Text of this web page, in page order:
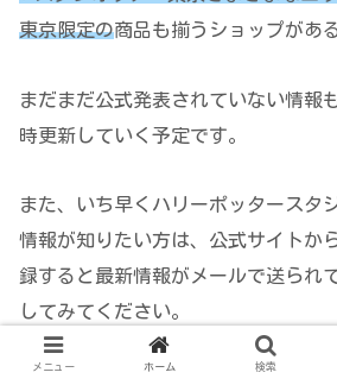
東京限定の商品も揃うショップがあ
まだまだ公式発表されていない情報
時更新していく予定です。
また、いち早くハリーポッタースタ
情報が知りたい方は、公式サイトか
録すると最新情報がメールで送られ
してみてください。
メニュー ホーム 検索